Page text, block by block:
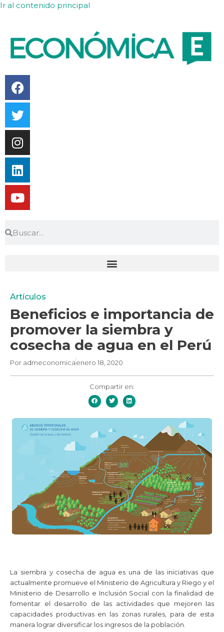
Ir al contenido principal
Artículos
Beneficios e importancia de
promover la siembra y
cosecha de agua en el Perú
Por admeconomicaenero 18, 2020
Compartir en:
La siembra y cosecha de agua es una de las iniciativas que
actualmente promueve el Ministerio de Agricultura y Riego y el
Ministerio de Desarrollo e Inclusión Social con la finalidad de
fomentar el desarrollo de las actividades que mejoren las
capacidades productivas en las zonas rurales, para de esta
manera lograr diversificar los ingresos de la población.